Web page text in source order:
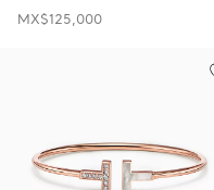
MX$125,000